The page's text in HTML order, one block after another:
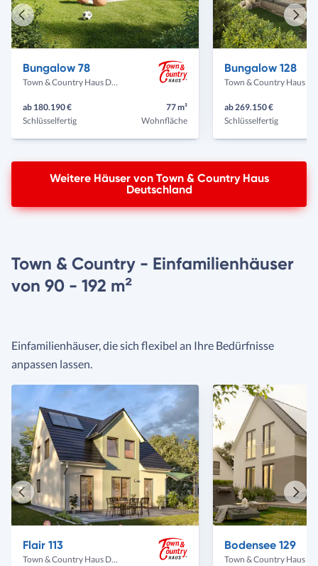
Bungalow 78
Town & Country Haus Deutschland
ab 180.190 €
Schlüsselfertig
77 m²
Wohnfläche
Bungalow 128
ab 269.150 €
Schlüsselfertig
Vorheriges
Haus
Haus
Weitere Häuser von Town & Country Haus
Deutschland
Town & Country - Einfamilienhäuser
von 90 - 192 m²
Einfamilienhäuser, die sich flexibel an Ihre Bedürfnisse
anpassen lassen.
Flair 113
Town & Country Haus Deutschland
Bodensee 129
Vorheriges
Haus
Haus